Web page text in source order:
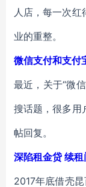
人店，每一次红
业的重整。
微信支付和支付
最近，关于“微
搜话题，很多用
帖回复。
深陷租金贷 续
2017年底借壳